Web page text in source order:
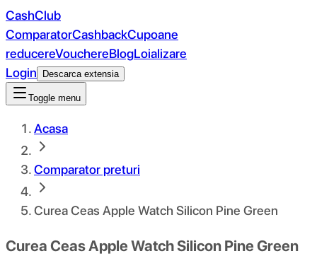
CashClub
ComparatorCashbackCupoane
reducereVouchereBlogLoializare
Login
Descarca extensia
Toggle menu
Acasa
Comparator preturi
Curea Ceas Apple Watch Silicon Pine Green
Curea Ceas Apple Watch Silicon Pine Green